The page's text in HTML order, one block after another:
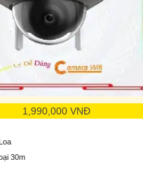
1,990,000 VNĐ
30m